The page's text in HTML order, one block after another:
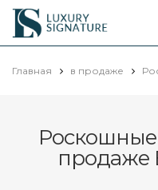
Luxury
Signature
Главная в продаже
продаже